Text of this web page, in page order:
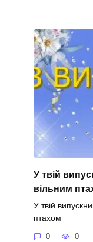
У твій
вільним
У твій
птахом
0 0